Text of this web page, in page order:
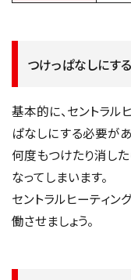
つけっぱなしにする
基本的に、セントラル
ぱなしにする必要があ
何度もつけたり消し
なってしまいます。
セントラルヒーティ
働させましょう。